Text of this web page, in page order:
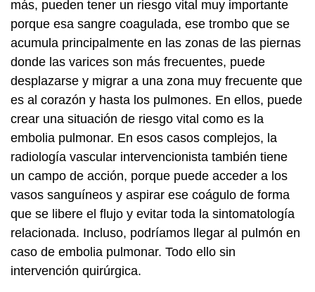
más, pueden tener un riesgo vital muy importante
porque esa sangre coagulada, ese trombo que se
acumula principalmente en las zonas de las piernas
donde las varices son más frecuentes, puede
desplazarse y migrar a una zona muy frecuente que
es al corazón y hasta los pulmones. En ellos, puede
crear una situación de riesgo vital como es la
embolia pulmonar. En esos casos complejos, la
radiología vascular intervencionista también tiene
un campo de acción, porque puede acceder a los
vasos sanguíneos y aspirar ese coágulo de forma
que se libere el flujo y evitar toda la sintomatología
relacionada. Incluso, podríamos llegar al pulmón en
caso de embolia pulmonar. Todo ello sin
intervención quirúrgica.